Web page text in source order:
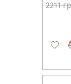
2211